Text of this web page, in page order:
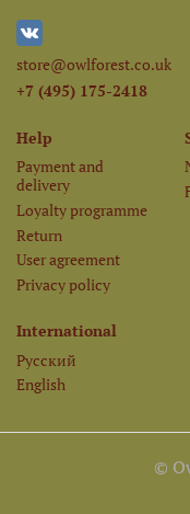
store@owlforest.co.uk
+7 (495) 175-2418
Help
Payment and
delivery
Loyalty programme
Return
User agreement
Privacy policy
International
Русский
English
©